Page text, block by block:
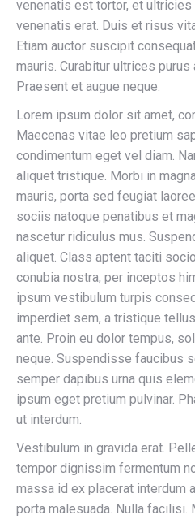
venenatis est tortor, et
venenatis erat. Duis et risus
Etiam auctor suscipit
mauris. Curabitur ultrices
Praesent et augue neque.
Lorem ipsum dolor sit amet,
Maecenas vitae leo pretium
condimentum eget vel diam.
aliquet tristique. Morbi in
mauris, porta sed feugiat
sociis natoque penatibus et
nascetur ridiculus mus.
aliquet. Class aptent taciti
conubia nostra, per inceptos
ipsum vestibulum turpis
imperdiet sem, a tristique
ante. Proin eu dolor tempus,
neque. Suspendisse faucibus
semper dapibus urna quis
ipsum eget pretium pulvinar.
ut interdum.
Vestibulum in gravida erat.
tempor dignissim fermentum
massa id ex placerat interdum
porta malesuada. Nulla facilisi.